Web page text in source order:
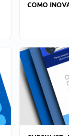
COMO